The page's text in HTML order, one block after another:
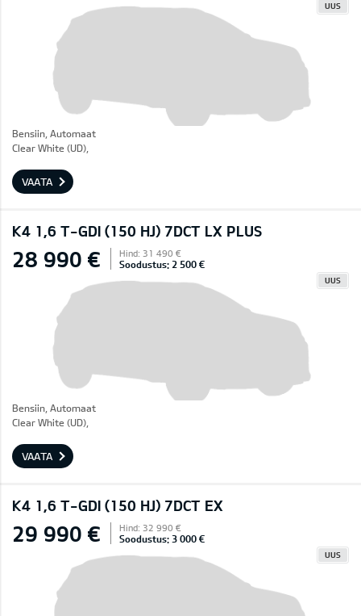
UUS
Bensiin, Automaat
Clear White (UD),
VAATA
K4 1,6 T-GDI (150 HJ) 7DCT LX PLUS
28 990 € Hind: 31 490 €
Soodustus: 2 500 €
UUS
Bensiin, Automaat
Clear White (UD),
VAATA
K4 1,6 T-GDI (150 HJ) 7DCT EX
29 990 € Hind: 32 990 €
Soodustus: 3 000 €
UUS